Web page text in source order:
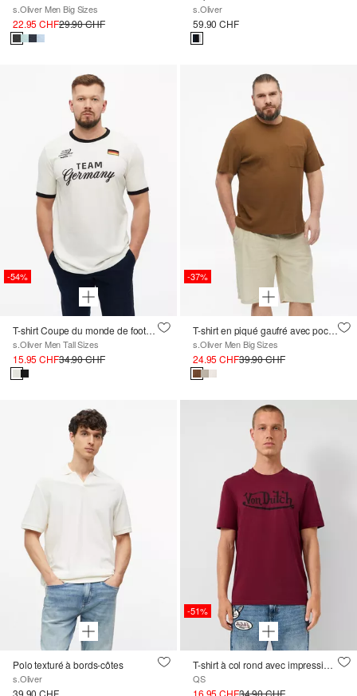
s.Oliver Men Big Sizes
22.95 CHF29.90 CHF
s.Oliver
59.90 CHF
-54%
T-shirt Coupe du monde de football
s.Oliver Men Tall Sizes
15.95 CHF34.90 CHF
-37%
T-shirt en piqué gaufré avec poche poitrine
s.Oliver Men Big Sizes
24.95 CHF39.90 CHF
Polo texturé à bords-côtes
s.Oliver
39.90 CHF
-51%
T-shirt à col rond avec impression sur le devant ; QS x Von Dutch
QS
16.95 CHF34.90 CHF